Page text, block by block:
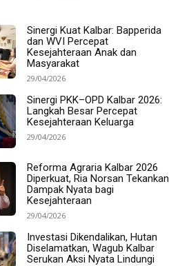
Sinergi Kuat Kalbar: Bapperida
dan WVI Percepat
Kesejahteraan Anak dan
Masyarakat
29/04/2026
Sinergi PKK–OPD Kalbar 2026:
Langkah Besar Percepat
Kesejahteraan Keluarga
29/04/2026
Reforma Agraria Kalbar 2026
Diperkuat, Ria Norsan Tekankan
Dampak Nyata bagi
Kesejahteraan
29/04/2026
Investasi Dikendalikan, Hutan
Diselamatkan, Wagub Kalbar
Serukan Aksi Nyata Lindungi